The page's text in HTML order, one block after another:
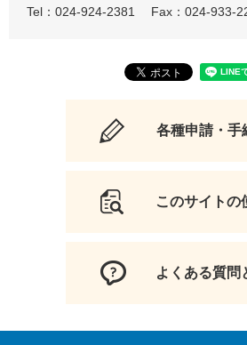
Tel：024-924-2381
Fax：024-933-
各種申請・手
このサイトの
よくある質問